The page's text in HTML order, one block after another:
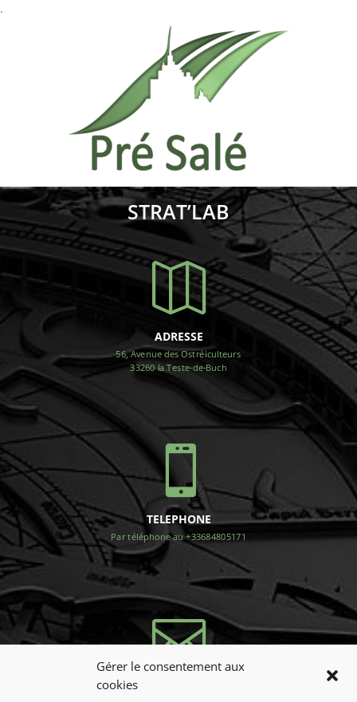
Gérer le consentement aux
cookies
.
STRAT’LAB

ADRESSE
56, Avenue des Ostréiculteurs
33260 la Teste-de-Buch

TELEPHONE
Par téléphone au +33684805171

NOUS CONTACTER